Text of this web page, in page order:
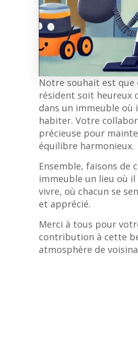
Notre souhait est que
résident soit heureux
dans un immeuble où
habiter. Votre
précieuse pour
équilibre harmonieux.
Ensemble, faisons de
immeuble un lieu où
vivre, où chacun se
et apprécié.
Merci à tous pour
contribution à cette
atmosphère de